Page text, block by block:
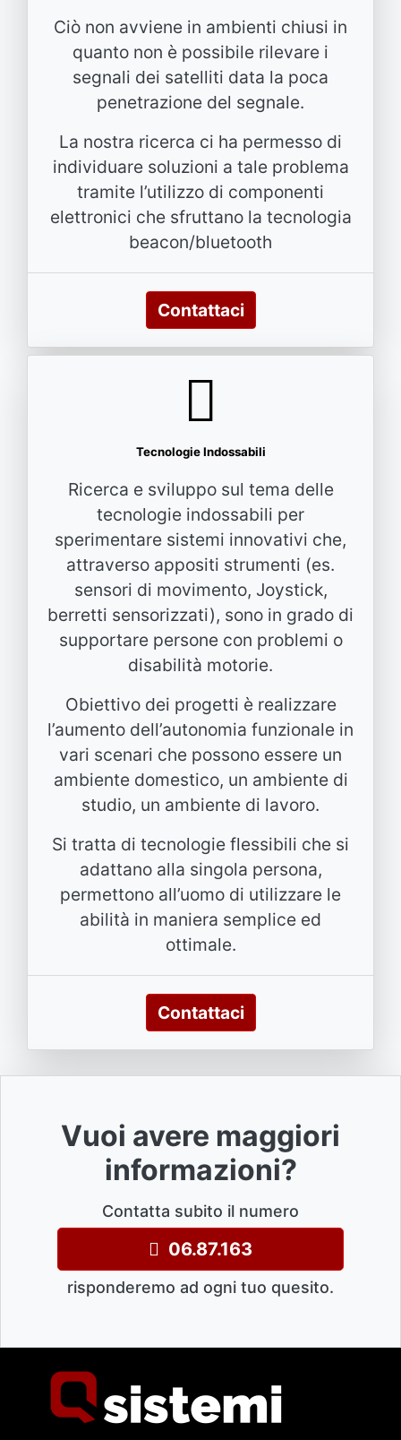
Ciò non avviene in ambienti chiusi in
quanto non è possibile rilevare i
segnali dei satelliti data la poca
penetrazione del segnale.
La nostra ricerca ci ha permesso di
individuare soluzioni a tale problema
tramite l’utilizzo di componenti
elettronici che sfruttano la tecnologia
beacon/bluetooth
Contattaci
Tecnologie Indossabili
Ricerca e sviluppo sul tema delle
tecnologie indossabili per
sperimentare sistemi innovativi che,
attraverso appositi strumenti (es.
sensori di movimento, Joystick,
berretti sensorizzati), sono in grado di
supportare persone con problemi o
disabilità motorie.
Obiettivo dei progetti è realizzare
l’aumento dell’autonomia funzionale in
vari scenari che possono essere un
ambiente domestico, un ambiente di
studio, un ambiente di lavoro.
Si tratta di tecnologie flessibili che si
adattano alla singola persona,
permettono all’uomo di utilizzare le
abilità in maniera semplice ed
ottimale.
Contattaci
Vuoi avere maggiori
informazioni?
Contatta subito il numero
06.87.163
risponderemo ad ogni tuo quesito.